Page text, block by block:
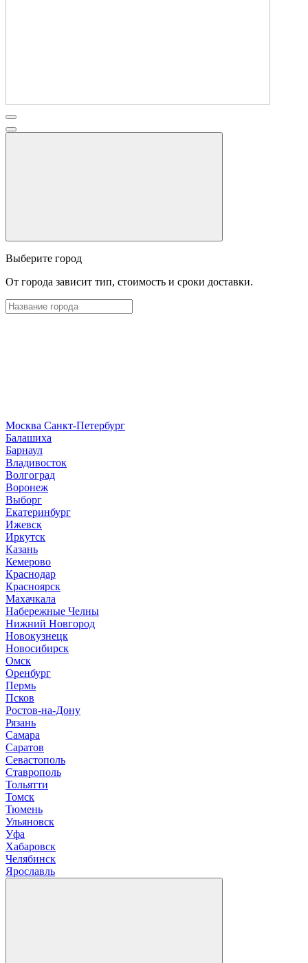
Выберите город
От города зависит тип, стоимость и сроки доставки.
Москва Санкт-Петербург
Балашиха
Барнаул
Владивосток
Волгоград
Воронеж
Выборг
Екатеринбург
Ижевск
Иркутск
Казань
Кемерово
Краснодар
Красноярск
Махачкала
Набережные Челны
Нижний Новгород
Новокузнецк
Новосибирск
Омск
Оренбург
Пермь
Псков
Ростов-на-Дону
Рязань
Самара
Саратов
Севастополь
Ставрополь
Тольятти
Томск
Тюмень
Ульяновск
Уфа
Хабаровск
Челябинск
Ярославль